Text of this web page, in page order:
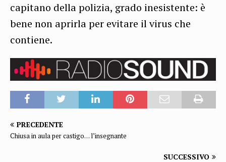
capitano della polizia, grado inesistente: è
bene non aprirla per evitare il virus che
contiene.
PRECEDENTE
Chiusa in aula per castigo… l’insegnante
SUCCESSIVO